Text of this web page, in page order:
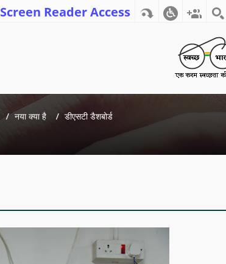
Screen Reader Access
नया क्या है डीएसटी डैशबोर्ड